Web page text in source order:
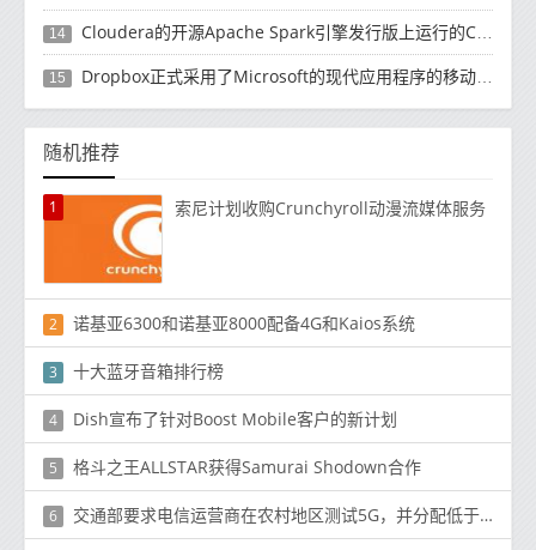
14 Cloudera的开源Apache Spark引擎发行版上运行的Cloud Dataflow版本
15 Dropbox正式​​采用了Microsoft的现代应用程序的移动计算方法
随机推荐
1 索尼计划收购Crunchyroll动漫流媒体服务
2 诺基亚6300和诺基亚8000配备4G和Kaios系统
3 十大蓝牙音箱排行榜
4 Dish宣布了针对Boost Mobile客户的新计划
5 格斗之王ALLSTAR获得Samurai Shodown合作
6 交通部要求电信运营商在农村地区测试5G，并分配低于6GHz的频段和毫米波频谱